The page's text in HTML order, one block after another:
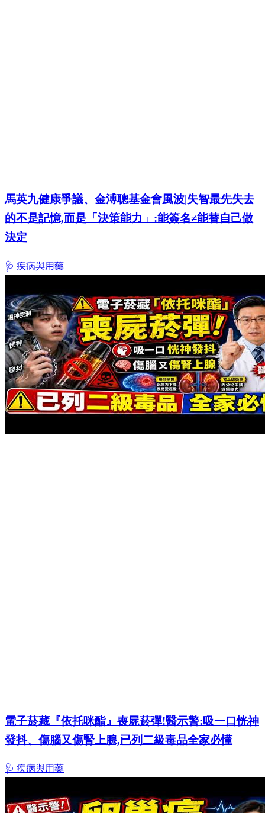
馬英九健康爭議、金溥聰基金會風波|失智最先失去
的不是記憶,而是「決策能力」:能簽名≠能替自己做
決定
🩺 疾病與用藥
電子菸藏『依托咪酯』喪屍菸彈!醫示警:吸一口恍神
發抖、傷腦又傷腎上腺,已列二級毒品全家必懂
🩺 疾病與用藥